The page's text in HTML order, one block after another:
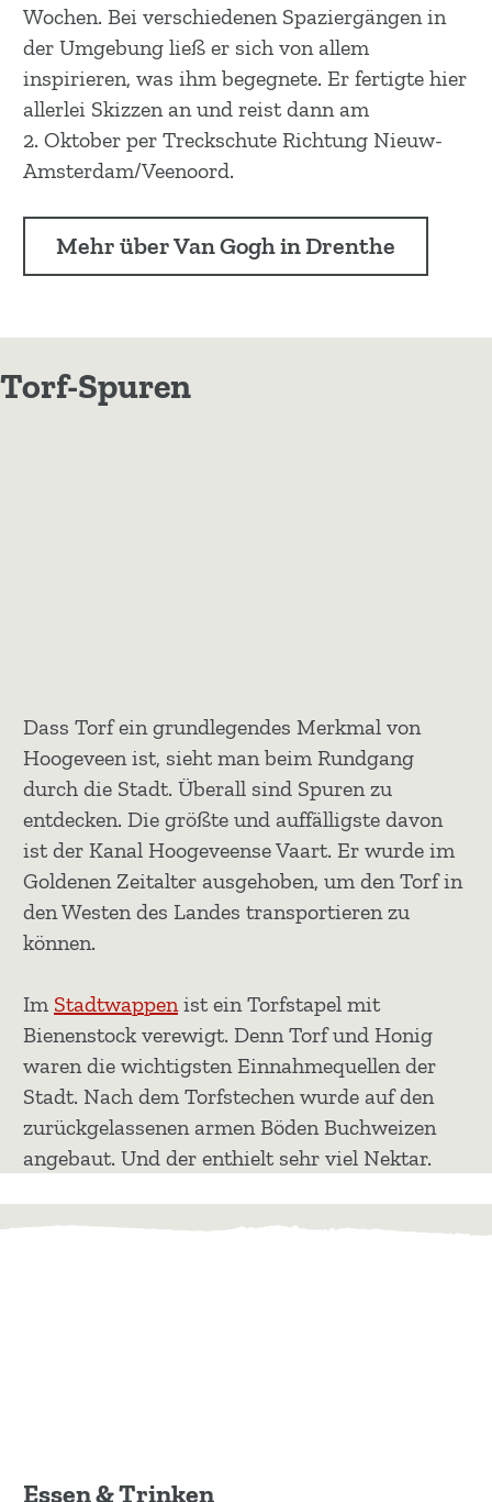
Wochen. Bei verschiedenen Spaziergängen in
der Umgebung ließ er sich von allem
inspirieren, was ihm begegnete. Er fertigte hier
allerlei Skizzen an und reist dann am
2. Oktober per Treckschute Richtung Nieuw-
Amsterdam/Veenoord.
Mehr über Van Gogh in Drenthe
Torf-Spuren
Dass Torf ein grundlegendes Merkmal von
Hoogeveen ist, sieht man beim Rundgang
durch die Stadt. Überall sind Spuren zu
entdecken. Die größte und auffälligste davon
ist der Kanal Hoogeveense Vaart. Er wurde im
Goldenen Zeitalter ausgehoben, um den Torf in
den Westen des Landes transportieren zu
können.
Im Stadtwappenist ein Torfstapel mit
Bienenstock verewigt. Denn Torf und Honig
waren die wichtigsten Einnahmequellen der
Stadt. Nach dem Torfstechen wurde auf den
zurückgelassenen armen Böden Buchweizen
angebaut. Und der enthielt sehr viel Nektar.
Essen & Trinken